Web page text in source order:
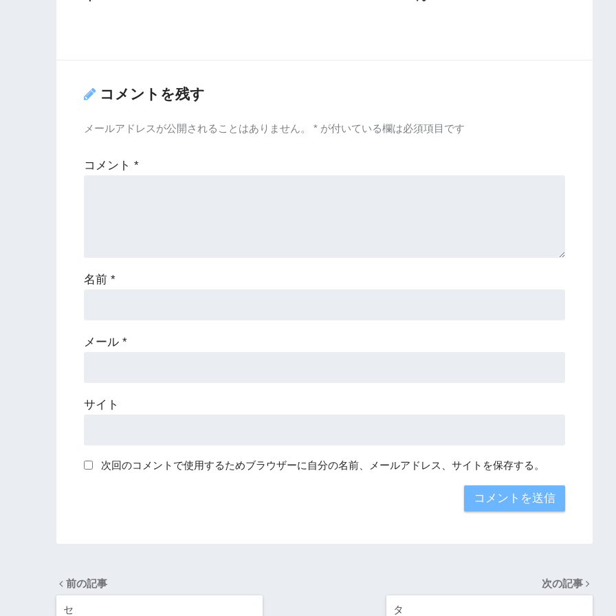
コメントを残す
メールアドレスが公開されることはありません。 * が付いている欄は必須項目です
コメント *
名前 *
メール *
サイト
次回のコメントで使用するためブラウザーに自分の名前、メールアドレス、サイトを保存する。
前の記事
セ
次の記事
タ